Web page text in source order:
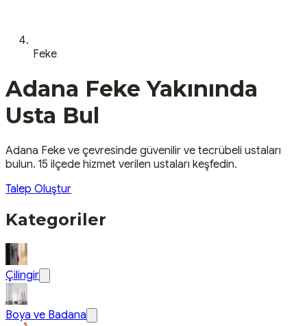
Feke
Adana Feke Yakınında
Usta Bul
Adana Feke ve çevresinde güvenilir ve tecrübeli ustaları
bulun. 15 ilçede hizmet verilen ustaları keşfedin.
Talep Oluştur
Kategoriler
Çilingir
Boya ve Badana